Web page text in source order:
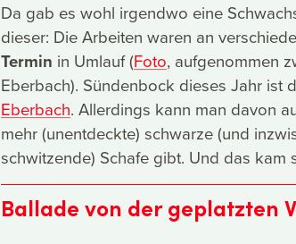
Da gab es wohl irgendwo eine
dieser: Die Arbeiten waren an
Termin in Umlauf (Foto, aufgenommen
Eberbach). Sündenbock dieses Jahr ist
Eberbach. Allerdings kann man davon
mehr (unentdeckte) schwarze (und
schwitzende) Schafe gibt. Und das kam
Ballade von der geplatzten